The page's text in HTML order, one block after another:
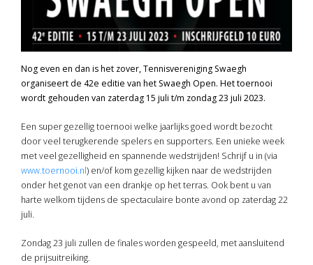
Nog even en dan is het zover, Tennisvereniging Swaegh
organiseert de 42e editie van het Swaegh Open. Het toernooi
wordt gehouden van zaterdag 15 juli t/m zondag 23 juli 2023.
Een super gezellig toernooi welke jaarlijks goed wordt bezocht
door veel terugkerende spelers en supporters. Een unieke week
met veel gezelligheid en spannende wedstrijden! Schrijf u in (via
www.toernooi.nl) en/of kom gezellig kijken naar de wedstrijden
onder het genot van een drankje op het terras. Ook bent u van
harte welkom tijdens de spectaculaire bonte avond op zaterdag 22
juli.
Zondag 23 juli zullen de finales worden gespeeld, met aansluitend
de prijsuitreiking.